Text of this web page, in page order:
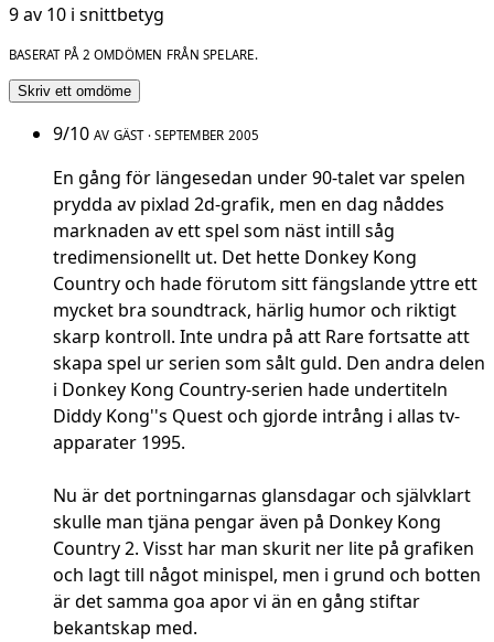
9 av 10 i snittbetyg
BASERAT PÅ 2 OMDÖMEN FRÅN SPELARE.
Skriv ett omdöme
9/10 AV GÄST · SEPTEMBER 2005
En gång för längesedan under 90-talet var spelen
prydda av pixlad 2d-grafik, men en dag nåddes
marknaden av ett spel som näst intill såg
tredimensionellt ut. Det hette Donkey Kong
Country och hade förutom sitt fängslande yttre ett
mycket bra soundtrack, härlig humor och riktigt
skarp kontroll. Inte undra på att Rare fortsatte att
skapa spel ur serien som sålt guld. Den andra delen
i Donkey Kong Country-serien hade undertiteln
Diddy Kong''s Quest och gjorde intrång i allas tv-
apparater 1995.
Nu är det portningarnas glansdagar och självklart
skulle man tjäna pengar även på Donkey Kong
Country 2. Visst har man skurit ner lite på grafiken
och lagt till något minispel, men i grund och botten
är det samma goa apor vi än en gång stiftar
bekantskap med.